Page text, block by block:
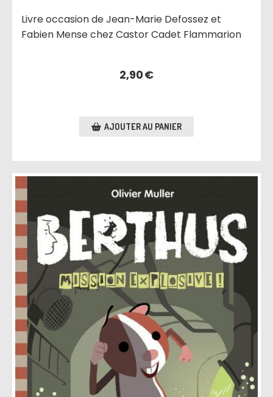
Livre occasion de Jean-Marie Defossez et
Fabien Mense chez Castor Cadet Flammarion
2,90€
AJOUTER AU PANIER